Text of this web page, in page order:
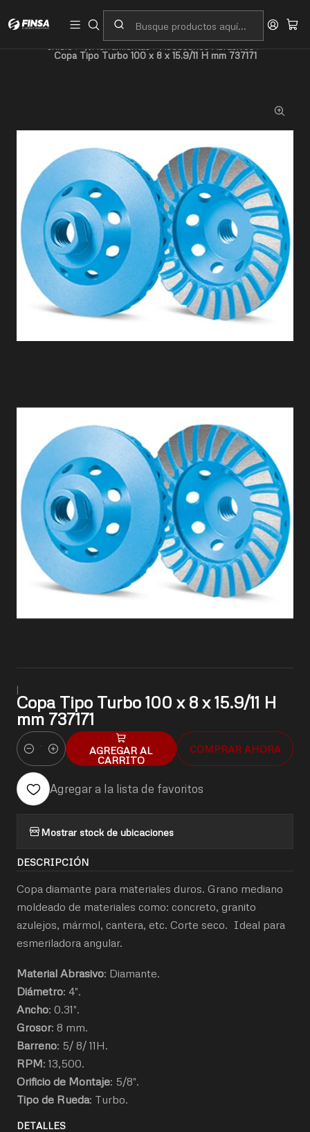
Copa Tipo Turbo 100 x 8 x 15.9/11 H mm 737171
|
Copa Tipo Turbo 100 x 8 x 15.9/11 H
mm 737171
Cantidad
AGREGAR AL
CARRITO
COMPRAR AHORA
Agregar a la lista de favoritos
Mostrar stock de ubicaciones
DESCRIPCIÓN
Copa diamante para materiales duros. Grano mediano
moldeado de materiales como: concreto, granito
azulejos, mármol, cantera, etc. Corte seco. Ideal para
esmeriladora angular.
Material Abrasivo: Diamante.
Diámetro: 4".
Ancho: 0.31".
Grosor: 8 mm.
Barreno: 5/ 8/ 11H.
RPM: 13,500.
Orificio de Montaje: 5/8".
Tipo de Rueda: Turbo.
DETALLES